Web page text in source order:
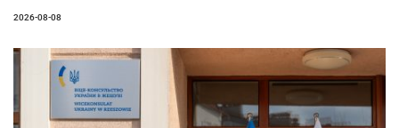
2026-08-08